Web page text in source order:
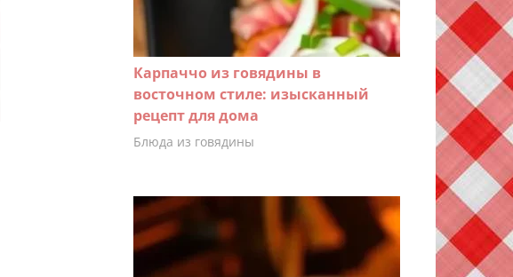
Карпаччо из говядины в
восточном стиле: изысканный
рецепт для дома
Блюда из говядины